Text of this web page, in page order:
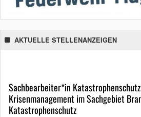
AKTUELLE STELLENANZEIGEN
Sachbearbeiter*in
Krisenmanagement im Sachgebiet
Katastrophenschutz